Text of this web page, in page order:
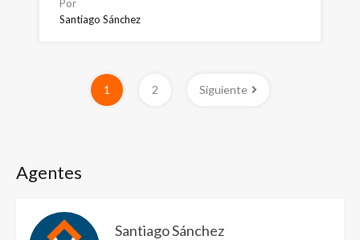
Por
Santiago Sánchez
1 2 Siguiente
Agentes
Santiago Sánchez